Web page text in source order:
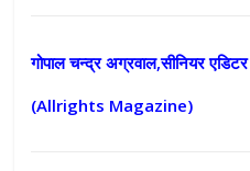
गोपाल चन्द्र अग्रवाल,सीनियर एडिटर
(Allrights Magazine)